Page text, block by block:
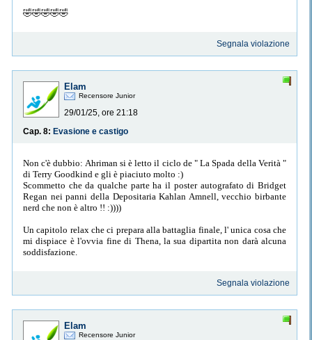
🤣🤣🤣🤣🤣
Segnala violazione
Elam
Recensore Junior
29/01/25, ore 21:18
Cap. 8: Evasione e castigo
Non c'è dubbio: Ahriman si è letto il ciclo de " La Spada della Verità "
di Terry Goodkind e gli è piaciuto molto :)
Scommetto che da qualche parte ha il poster autografato di Bridget
Regan nei panni della Depositaria Kahlan Amnell, vecchio birbante
nerd che non è altro !! :))))
Un capitolo relax che ci prepara alla battaglia finale, l' unica cosa che
mi dispiace è l'ovvia fine di Thena, la sua dipartita non darà alcuna
soddisfazione.
Segnala violazione
Elam
Recensore Junior